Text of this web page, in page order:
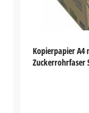
Kopierpapier A4
Zuckerrohrfaser